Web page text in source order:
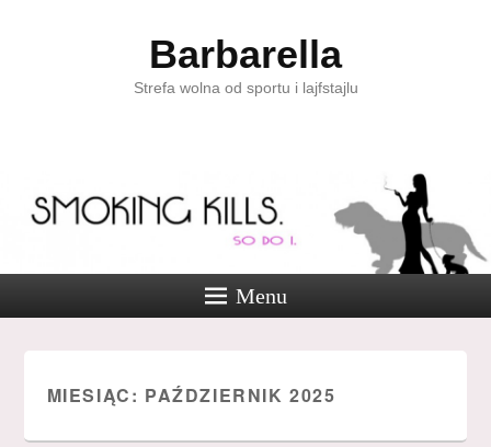
Barbarella
Strefa wolna od sportu i lajfstajlu
Menu
MIESIĄC: PAŹDZIERNIK 2025